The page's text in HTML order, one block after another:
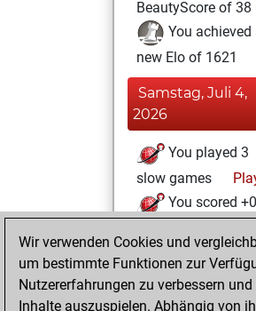
BeautyScore of 38
You achieved
new Elo of 1621
Samstag, Juli 4,
2026
You played 3
slow games
You scored +0
Sonntag, Mai 10,
2026
Wir verwenden Cookies und
um bestimmte Funktionen zur
Nutzererfahrungen zu verbessern
Inhalte auszuspielen. Abhängig von